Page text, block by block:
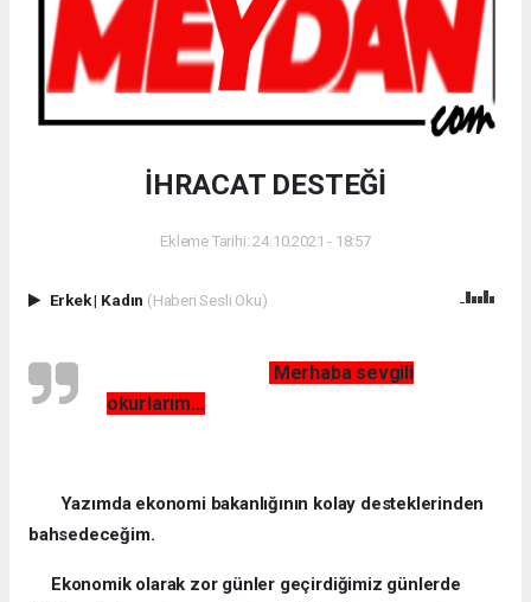
İHRACAT DESTEĞİ
Ekleme Tarihi: 24.10.2021 - 18:57
Erkek| Kadın (Haberi Sesli Oku)
Merhaba sevgili
okurlarım…
Yazımda ekonomi bakanlığının kolay desteklerinden
bahsedeceğim.
Ekonomik olarak zor günler geçirdiğimiz günlerde